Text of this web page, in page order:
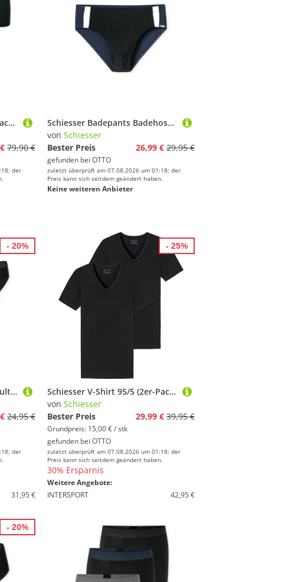
Schiesser Retro Boxer 6er Pack 95/5 Essentials (Spar-Set, 6-St) Retro Short / Pant - Baumwolle - ohne Eingriff - Atmungsaktiv
79,90 €
der
Schiesser Badepants Badehose Slip Komfort
von Schiesser
Bester Preis
26,99 € 29,95 €
gefunden bei OTTO
zuletzt überprüft am 07.08.2026 um 01:18; der
Preis kann sich seitdem geändert haben.
Keine weiteren Anbieter
Schiesser Rioslip Modern Multipacks (3er Pack) Spitzenbänder, Baumwollmischung, Single Jersey
24,95 €
der
31,95 €
- 20%
Schiesser V-Shirt 95/5 (2er-Pack) mit tiefem V-Ausschnitt
von Schiesser
Bester Preis
29,99 € 39,95 €
Grundpreis: 15,00 € / stk
gefunden bei OTTO
zuletzt überprüft am 07.08.2026 um 01:18; der
Preis kann sich seitdem geändert haben.
30% Ersparnis
Weitere Angebote:
INTERSPORT
42,95 €
- 25%
- 20%